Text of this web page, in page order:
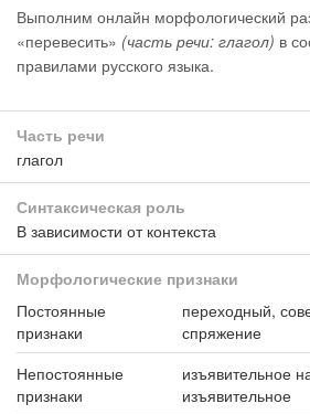
Выполним онлайн морфологический
«перевесить» (часть речи: глагол) в
правилами русского языка.
Часть речи
глагол
Синтаксическая роль
В зависимости от контекста
Морфологические признаки
Постоянные
признаки
переходный,
спряжение
Непостоянные
признаки
изъявительное
изъявительное